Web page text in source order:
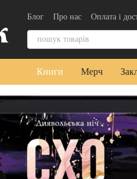
Блог
Про нас
Оплата і
Контактна інформація
Книги Мерч